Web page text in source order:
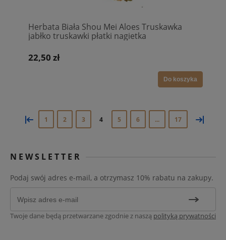
Herbata Biała Shou Mei Aloes Truskawka
jabłko truskawki płatki nagietka
22,50 zł
Do koszyka
« 1 2 3 4 5 6 ... 17 »
NEWSLETTER
Podaj swój adres e-mail, a otrzymasz 10% rabatu na zakupy.
Twoje dane będą przetwarzane zgodnie z naszą polityką prywatności